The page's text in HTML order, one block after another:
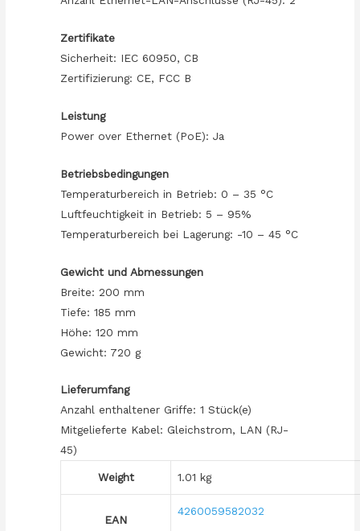
Zertifikate
Sicherheit: IEC 60950, CB
Zertifizierung: CE, FCC B
Leistung
Power over Ethernet (PoE): Ja
Betriebsbedingungen
Temperaturbereich in Betrieb: 0 – 35 °C
Luftfeuchtigkeit in Betrieb: 5 – 95%
Temperaturbereich bei Lagerung: -10 – 45 °C
Gewicht und Abmessungen
Breite: 200 mm
Tiefe: 185 mm
Höhe: 120 mm
Gewicht: 720 g
Lieferumfang
Anzahl enthaltener Griffe: 1 Stück(e)
Mitgelieferte Kabel: Gleichstrom, LAN (RJ-
45)
Weight 1.01 kg
EAN
4260059582032